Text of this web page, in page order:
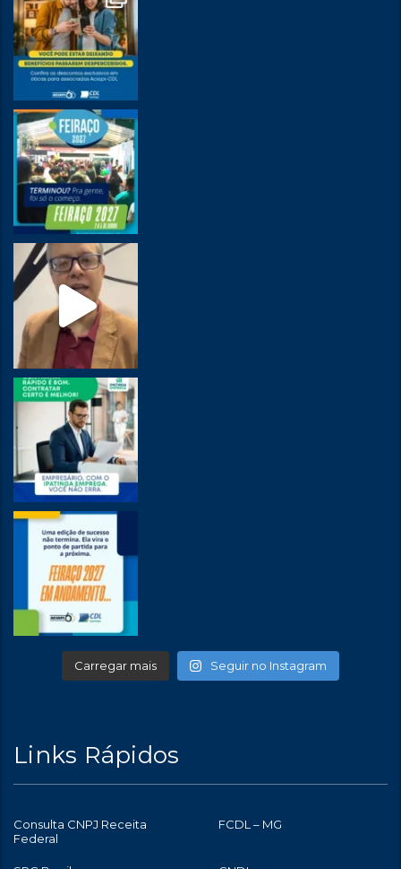
Carregar mais Seguir no Instagram
Links Rápidos
Consulta CNPJ Receita
Federal
FCDL – MG